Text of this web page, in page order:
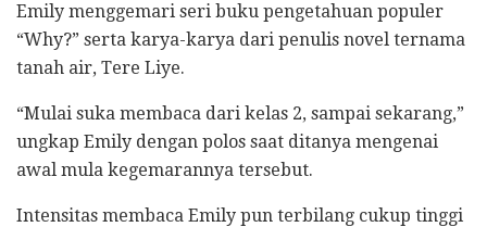
Emily menggemari seri buku pengetahuan populer
“Why?” serta karya-karya dari penulis novel ternama
tanah air, Tere Liye.
“Mulai suka membaca dari kelas 2, sampai sekarang,”
ungkap Emily dengan polos saat ditanya mengenai
awal mula kegemarannya tersebut.
Intensitas membaca Emily pun terbilang cukup tinggi